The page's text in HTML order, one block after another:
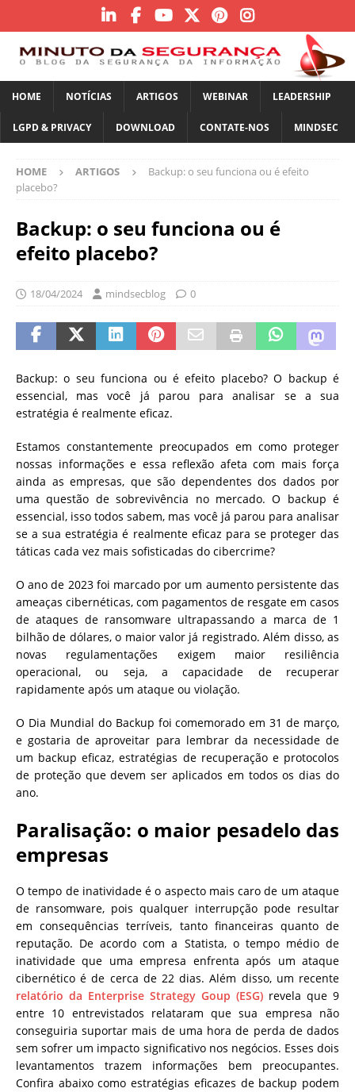
HOME NOTÍCIAS ARTIGOS WEBINAR LEADERSHIP
LGPD & PRIVACY DOWNLOAD CONTATE-NOS MINDSEC
HOME ARTIGOS
Backup: o seu funciona ou é efeito
placebo?
Backup: o seu funciona ou é
efeito placebo?
18/04/2024 mindsecblog 0
Backup: o seu funciona ou é efeito placebo? O backup é
essencial, mas você já parou para analisar se a sua
estratégia é realmente eficaz.
Estamos constantemente preocupados em como proteger
nossas informações e essa reflexão afeta com mais força
ainda as empresas, que são dependentes dos dados por
uma questão de sobrevivência no mercado. O backup é
essencial, isso todos sabem, mas você já parou para analisar
se a sua estratégia é realmente eficaz para se proteger das
táticas cada vez mais sofisticadas do cibercrime?
O ano de 2023 foi marcado por um aumento persistente das
ameaças cibernéticas, com pagamentos de resgate em casos
de ataques de ransomware ultrapassando a marca de 1
bilhão de dólares, o maior valor já registrado. Além disso, as
novas regulamentações exigem maior resiliência
operacional, ou seja, a capacidade de recuperar
rapidamente após um ataque ou violação.
O Dia Mundial do Backup foi comemorado em 31 de março,
e gostaria de aproveitar para lembrar da necessidade de
um backup eficaz, estratégias de recuperação e protocolos
de proteção que devem ser aplicados em todos os dias do
ano.
Paralisação: o maior pesadelo das
empresas
O tempo de inatividade é o aspecto mais caro de um ataque
de ransomware, pois qualquer interrupção pode resultar
em consequências terríveis, tanto financeiras quanto de
reputação. De acordo com a Statista, o tempo médio de
inatividade que uma empresa enfrenta após um ataque
cibernético é de cerca de 22 dias. Além disso, um recente
relatório da Enterprise Strategy Goup (ESG) revela que 9
entre 10 entrevistados relataram que sua empresa não
conseguiria suportar mais de uma hora de perda de dados
sem sofrer um impacto significativo nos negócios. Esses dois
levantamentos trazem informações bem preocupantes.
Confira abaixo como estratégias eficazes de backup podem